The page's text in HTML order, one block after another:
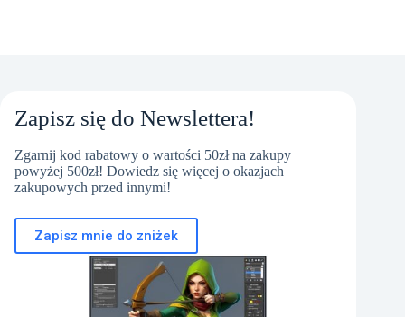
Zapisz się do Newslettera!
Zgarnij kod rabatowy o wartości 50zł na zakupy
powyżej 500zł! Dowiedz się więcej o okazjach
zakupowych przed innymi!
Zapisz mnie do zniżek